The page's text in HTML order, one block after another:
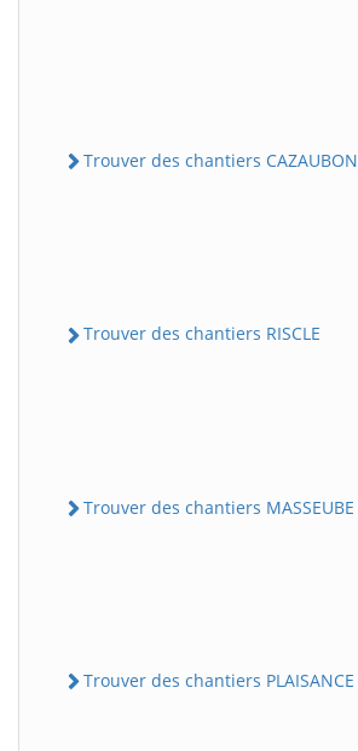
Trouver des chantiers CAZAUBON
Trouver des chantiers RISCLE
Trouver des chantiers MASSEUBE
Trouver des chantiers PLAISANCE